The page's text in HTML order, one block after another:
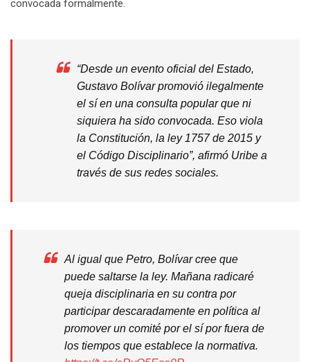
convocada formalmente.
“Desde un evento oficial del Estado,
Gustavo Bolívar promovió ilegalmente
el sí en una consulta popular que ni
siquiera ha sido convocada. Eso viola
la Constitución, la ley 1757 de 2015 y
el Código Disciplinario”, afirmó Uribe a
través de sus redes sociales.
Al igual que Petro, Bolívar cree que
puede saltarse la ley. Mañana radicaré
queja disciplinaria en su contra por
participar descaradamente en política al
promover un comité por el sí por fuera de
los tiempos que establece la normativa.